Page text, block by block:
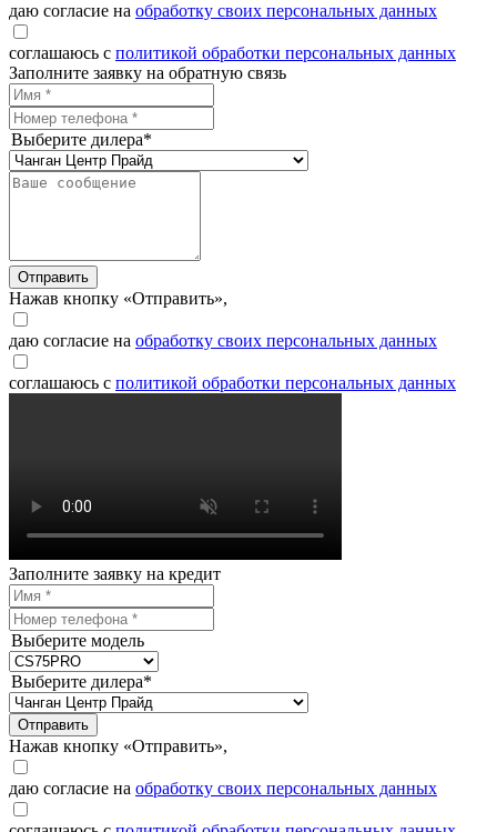
даю согласие на обработку своих персональных данных
соглашаюсь с политикой обработки персональных данных
Заполните заявку на обратную связь
Выберите дилера*
Отправить
Нажав кнопку «Отправить»,
даю согласие на обработку своих персональных данных
соглашаюсь с политикой обработки персональных данных
Заполните заявку на кредит
Выберите модель
Выберите дилера*
Отправить
Нажав кнопку «Отправить»,
даю согласие на обработку своих персональных данных